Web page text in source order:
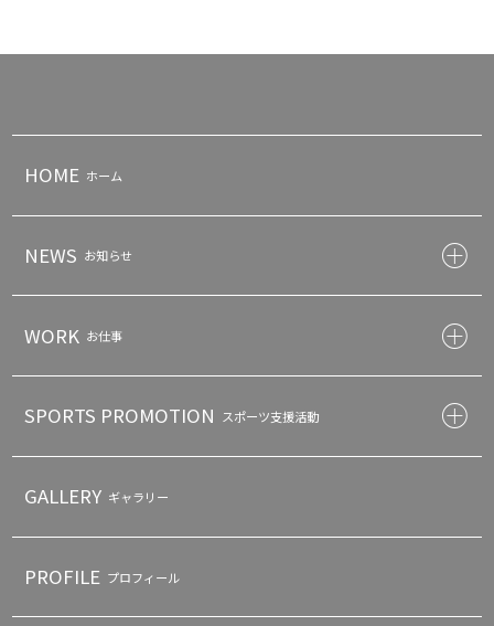
HOME ホーム
NEWS お知らせ
WORK お仕事
SPORTS PROMOTION スポーツ支援活動
GALLERY ギャラリー
PROFILE プロフィール